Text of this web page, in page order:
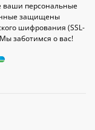
ваши персональные
защищены
шифрования (SSL-
заботимся о вас!